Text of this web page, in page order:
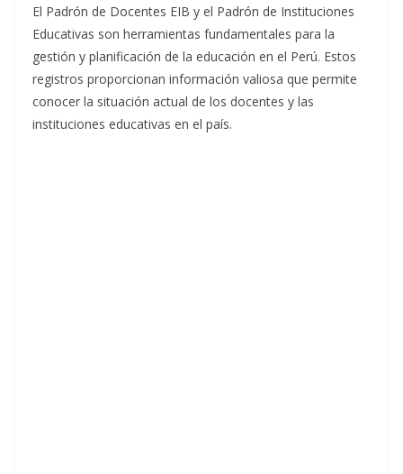
El Padrón de Docentes EIB y el Padrón de Instituciones
Educativas son herramientas fundamentales para la
gestión y planificación de la educación en el Perú. Estos
registros proporcionan información valiosa que permite
conocer la situación actual de los docentes y las
instituciones educativas en el país.